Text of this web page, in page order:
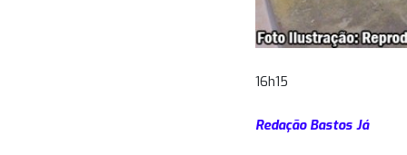
16h15
Redação Bastos Já